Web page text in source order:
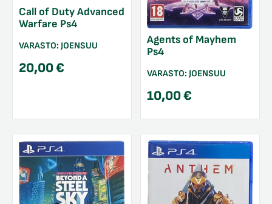
Call of Duty Advanced
Warfare Ps4
VARASTO: JOENSUU
20,00€
Agents of Mayhem
Ps4
VARASTO: JOENSUU
10,00€